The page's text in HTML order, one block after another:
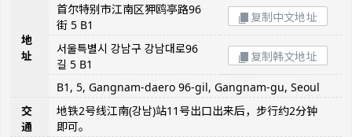
地
址
首尔特别市江南区狎鸥亭路96
街 5 B1
复制中文地址
서울특별시 강남구 강남대로96
길 5 B1
复制韩文地址
B1, 5, Gangnam-daero 96-gil, Gangnam-gu, Seoul
交
通
地铁2号线江南(강남)站11号出口出来后，步行约2分钟
即可。